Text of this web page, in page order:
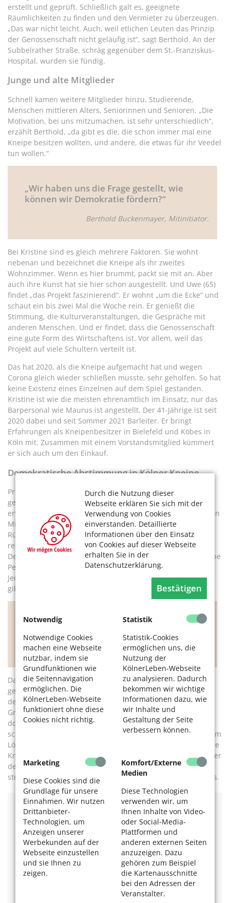
Durch die Nutzung dieser
Webseite erklären Sie sich mit der
Verwendung von Cookies
einverstanden. Detaillierte
Informationen über den Einsatz
von Cookies auf dieser Webseite
erhalten Sie in der
Datenschutzerklärung.
Bestätigen
Notwendig
Notwendige Cookies
machen eine Webseite
nutzbar, indem sie
Grundfunktionen wie
die Seitennavigation
ermöglichen. Die
KölnerLeben-Webseite
funktioniert ohne diese
Cookies nicht richtig.
Statistik
Statistik-Cookies
ermöglichen uns, die
Nutzung der
KölnerLeben-Webseite
zu analysieren. Dadurch
bekommen wir wichtige
Informationen dazu, wie
wir Inhalte und
Gestaltung der Seite
verbessern können.
Marketing
Diese Cookies sind die
Grundlage für unsere
Einnahmen. Wir nutzen
Drittanbieter-
Technologien, um
Anzeigen unserer
Werbekunden auf der
Webseite einzustellen
und sie Ihnen zu
zeigen.
Komfort/Externe
Medien
Diese Technologien
verwenden wir, um
Ihnen Inhalte von Video-
oder Social-Media-
Plattformen und
anderen externen Seiten
anzuzeigen. Dazu
gehören zum Beispiel
die Kartenausschnitte
bei den Adressen der
Veranstalter.
erstellt und geprüft. Schließlich galt es, geeignete
Räumlichkeiten zu finden und den Vermieter zu überzeugen.
„Das war nicht leicht. Auch, weil etlichen Leuten das Prinzip
der Genossenschaft nicht geläufig ist“, sagt Berthold. An der
Subbelrather Straße, schräg gegenüber dem St.-Franziskus-
Hospital, wurden sie fündig.
Junge und alte Mitglieder
Schnell kamen weitere Mitglieder hinzu. Studierende,
Menschen mittleren Alters, Seniorinnen und Senioren. „Die
Motivation, bei uns mitzumachen, ist sehr unterschiedlich“,
erzählt Berthold, „da gibt es die, die schon immer mal eine
Kneipe besitzen wollten, und andere, die etwas für ihr Veedel
tun wollen.“
„Wir haben uns die Frage gestellt, wie
können wir Demokratie fördern?“
Berthold Buckenmayer, Mitinitiator.
Bei Kristine sind es gleich mehrere Faktoren. Sie wohnt
nebenan und bezeichnet die Kneipe als ihr zweites
Wohnzimmer. Wenn es hier brummt, packt sie mit an. Aber
auch ihre Kunst hat sie hier schon ausgestellt. Und Uwe (65)
findet „das Projekt faszinierend“. Er wohnt „um die Ecke“ und
schaut ein bis zwei Mal die Woche rein. Er genießt die
Stimmung, die Kulturveranstaltungen, die Gespräche mit
anderen Menschen. Und er findet, dass die Genossenschaft
eine gute Form des Wirtschaftens ist. Vor allem, weil das
Projekt auf viele Schultern verteilt ist.
Das hat 2020, als die Kneipe aufgemacht hat und wegen
Corona gleich wieder schließen musste, sehr geholfen. So hat
keine Existenz eines Einzelnen auf dem Spiel gestanden.
Kristine ist wie die meisten ehrenamtlich im Einsatz, nur das
Barpersonal wie Maurus ist angestellt. Der 41-Jährige ist seit
2020 dabei und seit Sommer 2021 Barleiter. Er bringt
Erfahrungen als Kneipenbesitzer in Bielefeld und Köbes in
Köln mit. Zusammen mit einem Vorstandsmitglied kümmert
er sich auch um den Einkauf.
Demokratische Abstimmung in Kölner Kneipe
Professionalität ist auch in einer genossenschaftlich
geführten Kneipe wichtig. Denn auch sie soll Gewinne
erwirtschaften, sich selbst finanzieren und irgendwann ihren
Mitgliedern sogar eine Dividende oder auch eine
Rückvergütung liefern. In ein bis zwei Jahren sei damit zu
rechnen, ist Berthold zuversichtlich. Und damit es bei
Demokratie bleibt: Alle sind gleichberechtigt. Auch wenn eine
Person bis zu 16 Anteile zu je 250 Euro kaufen kann, gilt:
Jedes Mitglied hat nur eine Stimme. Das ist wichtig, denn es
gibt durchaus unterschiedliche Meinungen.
Jedes Mitglied hat nur eine Stimme. Das ist
wichtig, denn es gibt durchaus
unterschiedliche Meinungen.
Das hat auch bei der Namensgebung der Kneipe eine Rolle
gespielt. Einige Mitglieder stellten die Frage: Repräsentiert
der Name „Trink-Genosse“ das Projekt, das von der
Grundidee absolut divers gedacht ist? Schließlich gebe es
doch auch Trink-Genossinnen. „Demokratie kann auch
schwierig sein“, so Berthold. Aber das heißt auch, gemeinsam
Lösungen zu finden. Jetzt steht es den Leuten frei, wie sie die
Kneipe nennen. Das spiegelt deutlich die Leuchtreklame über
dem Eingang wider. Hier gibt es eine variable Endung. Mal
steht ein E, mal ein IN oder auch ein X am Ende des Namens.
Trink-Genoss:in
Subbelrather Str. 254,
geöffnet: Mo–Mi und Fr–Sa
ab 19 Uhr, Do ab 18 Uhr,
wochentags bis 1 oder 2 Uhr,
am Wochenende länger.
Kölsch 2,10 Euro, andere Biere von 3,40 bis 5 Euro.
Speisen können mitgebracht und vor Ort verzehrt